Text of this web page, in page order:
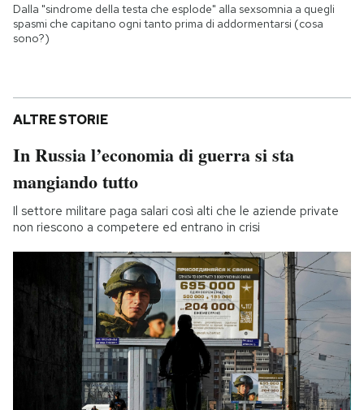
Dalla "sindrome della testa che esplode" alla sexsomnia a quegli
spasmi che capitano ogni tanto prima di addormentarsi (cosa
sono?)
ALTRE STORIE
In Russia l’economia di guerra si sta
mangiando tutto
Il settore militare paga salari così alti che le aziende private
non riescono a competere ed entrano in crisi